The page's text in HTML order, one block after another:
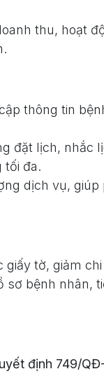
thu, hoạt
thông tin
đặt lịch, nhắc
tối đa.
dịch vụ,
giấy tờ, giảm
sơ bệnh nhân,
định 749/